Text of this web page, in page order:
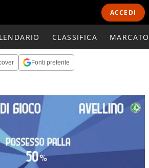
ACCEDI
CLASSIFICA
Fonti preferite